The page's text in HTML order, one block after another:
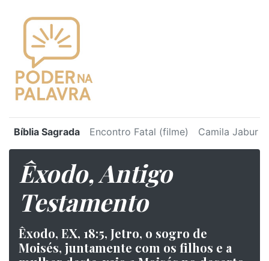
Bíblia Sagrada Encontro Fatal (filme) Camila Jabur
Êxodo, Antigo
Testamento
Êxodo, EX, 18:5, Jetro, o sogro de
Moisés, juntamente com os filhos e a